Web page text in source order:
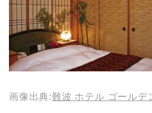
画像出典:難波 ホテル ゴールデ